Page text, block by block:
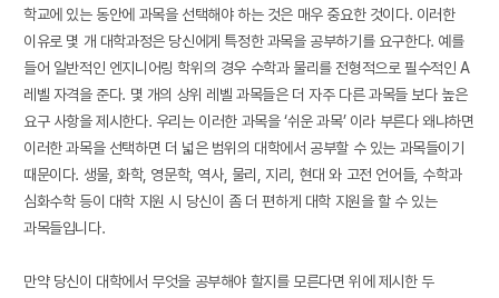
학교에 있는 동안에 과목을 선택해야 하는 것은 매우 중요한 것이다. 이러한
이유로 몇 개 대학과정은 당신에게 특정한 과목을 공부하기를 요구한다. 예를
들어 일반적인 엔지니어링 학위의 경우 수학과 물리를 전형적으로 필수적인 A
레벨 자격을 준다. 몇 개의 상위 레벨 과목들은 더 자주 다른 과목들 보다 높은
요구 사항을 제시한다. 우리는 이러한 과목을‘쉬운 과목’ 이라 부른다 왜냐하면
이러한 과목을 선택하면 더 넓은 범위의 대학에서 공부할 수 있는 과목들이기
때문이다. 생물,화학, 영문학, 역사, 물리 지리 현대 와 고전 언어들, 수학과
심화수학 등이 대학 지원 시 당신이 좀 더 편하게 대학 지원을 할 수 있는
과목들입니다.
만약 당신이 대학에서 무엇을 공부해야 할지를 모른다면 위에 제시한 두